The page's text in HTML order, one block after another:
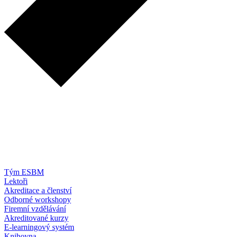
Tým ESBM
Lektoři
Akreditace a členství
Odborné workshopy
Firemní vzdělávání
Akreditované kurzy
E-learningový systém